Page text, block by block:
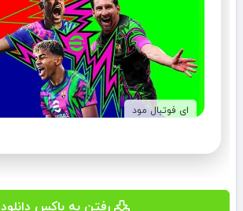
ای فوتبال مود